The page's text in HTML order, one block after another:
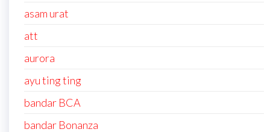
asam urat
att
aurora
ayu ting ting
bandar BCA
bandar Bonanza